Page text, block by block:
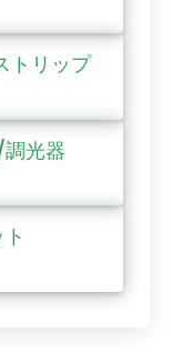
トリップ
光器